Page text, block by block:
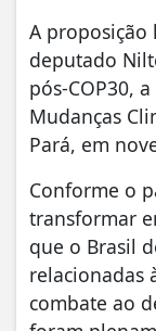
A proposição
deputado
pós-COP30,
Mudanças
Pará, em
Conforme o
transformar
que o Brasil
relacionadas
combate ao